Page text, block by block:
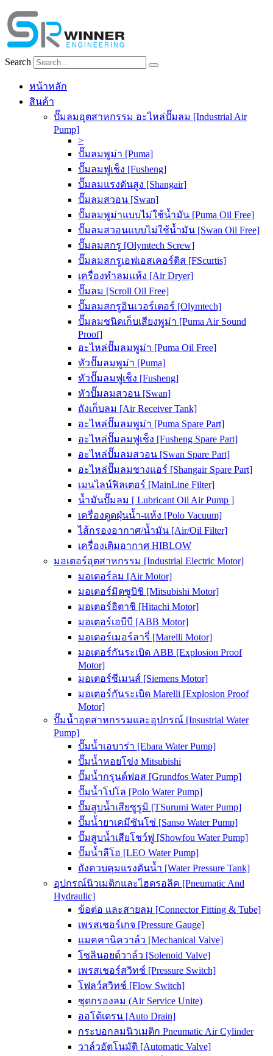
Skip
to
content
Search
หน้าหลัก
สินค้า
ปั๊มลมอุตสาหกรรม อะไหล่ปั๊มลม [Industrial Air
Pump]
>
ปั๊มลมพูม่า [Puma]
ปั๊มลมฟูเช็ง [Fusheng]
ปั๊มลมแรงดันสูง [Shangair]
ปั๊มลมสวอน [Swan]
ปั๊มลมพูม่าแบบไม่ใช้น้ำมัน [Puma Oil Free]
ปั๊มลมสวอนแบบไม่ใช้น้ำมัน [Swan Oil Free]
ปั๊มลมสกรู [Olymtech Screw]
ปั๊มลมสกรูเอฟเอสเคอร์ติส [FScurtis]
เครื่องทำลมแห้ง [Air Dryer]
ปั๊มลม [Scroll Oil Free]
ปั๊มลมสกรูอินเวอร์เตอร์ [Olymtech]
ปั๊มลมชนิดเก็บเสียงพูม่า [Puma Air Sound
Proof]
อะไหล่ปั๊มลมพูม่า [Puma Oil Free]
หัวปั๊มลมพูม่า [Puma]
หัวปั๊มลมฟูเช็ง [Fusheng]
หัวปั๊มลมสวอน [Swan]
ถังเก็บลม [Air Receiver Tank]
อะไหล่ปั๊มลมพูม่า [Puma Spare Part]
อะไหล่ปั๊มลมฟูเช็ง [Fusheng Spare Part]
อะไหล่ปั๊มลมสวอน [Swan Spare Part]
อะไหล่ปั๊มลมชางแอร์ [Shangair Spare Part]
เมนไลน์ฟิลเตอร์ [MainLine Filter]
น้ำมันปั๊มลม [ Lubricant Oil Air Pump ]
เครื่องดูดฝุ่นน้ำ-แห้ง [Polo Vacuum]
ไส้กรองอากาศ/น้ำมัน [Air/Oil Filter]
เครื่องเติมอากาศ HIBLOW
มอเตอร์อุตสาหกรรม [Industrial Electric Motor]
มอเตอร์ลม [Air Motor]
มอเตอร์มิตซูบิชิ [Mitsubishi Motor]
มอเตอร์ฮิตาชิ [Hitachi Motor]
มอเตอร์เอบีบี [ABB Motor]
มอเตอร์เมอร์ลารี่ [Marelli Motor]
มอเตอร์กันระเบิด ABB [Explosion Proof
Motor]
มอเตอร์ซีเมนส์ [Siemens Motor]
มอเตอร์กันระเบิด Marelli [Explosion Proof
Motor]
ปั๊มน้ำอุตสาหกรรมและอุปกรณ์ [Insustrial Water
Pump]
ปั๊มน้ำเอบาร่า [Ebara Water Pump]
ปั๊มน้ำหอยโข่ง Mitsubishi
ปั๊มน้ำกรุนด์ฟอส [Grundfos Water Pump]
ปั๊มน้ำโปโล [Polo Water Pump]
ปั๊มสูบน้ำเสียซูรูมิ [TSurumi Water Pump]
ปั๊มน้ำยาเคมีซันโซ่ [Sanso Water Pump]
ปั๊มสูบน้ำเสียโชว์ฟู [Showfou Water Pump]
ปั๊มน้ำลีโอ [LEO Water Pump]
ถังควบคุมแรงดันน้ำ [Water Pressure Tank]
อุปกรณ์นิวเมติกและไฮดรอลิค [Pneumatic And
Hydraulic]
ข้อต่อ และสายลม [Connector Fitting & Tube]
เพรสเชอร์เกจ [Pressure Gauge]
แมคคานิควาล์ว [Mechanical Valve]
โซลินอยด์วาล์ว [Solenoid Valve]
เพรสเชอร์สวิทช์ [Pressure Switch]
โฟลว์สวิทช์ [Flow Switch]
ชุดกรองลม (Air Service Unite)
ออโต้เดรน [Auto Drain]
กระบอกลมนิวเมติก Pneumatic Air Cylinder
วาล์วอัตโนมัติ [Automatic Valve]